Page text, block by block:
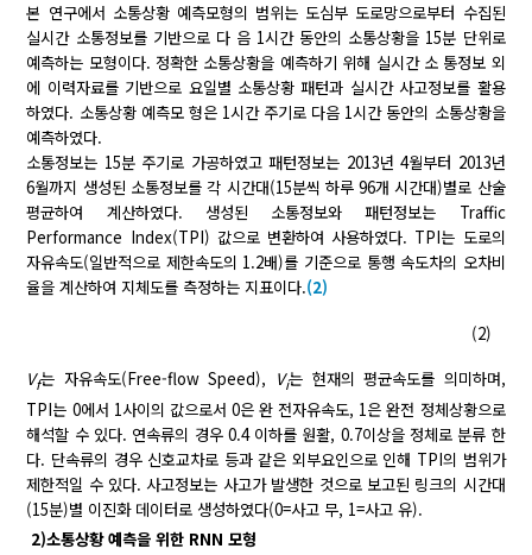
본 연구에서 소통상황 예측모형의 범위는 도심부 도로망으로부터 수집된
실시간 소통정보를 기반으로 다 음 1시간 동안의 소통상황을 15분 단위로
예측하는 모형이다. 정확한 소통상황을 예측하기 위해 실시간 소 통정보 외
에 이력자료를 기반으로 요일별 소통상황 패턴과 실시간 사고정보를 활용
하였다. 소통상황 예측모 형은 1시간 주기로 다음 1시간 동안의 소통상황을
예측하였다.
소통정보는 15분 주기로 가공하였고 패턴정보는 2013년 4월부터 2013년
6월까지 생성된 소통정보를 각 시간대(15분씩 하루 96개 시간대)별로 산술
평균하여 계산하였다. 생성된 소통정보와 패턴정보는 Traffic
Performance Index(TPI) 값으로 변환하여 사용하였다. TPI는 도로의
자유속도(일반적으로 제한속도의 1.2배)를 기준으로 통행 속도차의 오차비
율을 계산하여 지체도를 측정하는 지표이다.(2)
(2)
Vf는 자유속도(Free-flow Speed), Vi는 현재의 평균속도를 의미하며,
TPI는 0에서 1사이의 값으로서 0은 완 전자유속도, 1은 완전 정체상황으로
해석할 수 있다. 연속류의 경우 0.4 이하를 원활, 0.7이상을 정체로 분류 한
다. 단속류의 경우 신호교차로 등과 같은 외부요인으로 인해 TPI의 범위가
제한적일 수 있다. 사고정보는 사고가 발생한 것으로 보고된 링크의 시간대
(15분)별 이진화 데이터로 생성하였다(0=사고 무, 1=사고 유).
2)소통상황 예측을 위한 RNN 모형